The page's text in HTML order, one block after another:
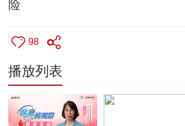
险
98
播放列表